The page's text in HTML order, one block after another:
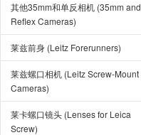
其他35mm和单反相机 (35mm and
Reflex Cameras)
莱兹前身 (Leitz Forerunners)
莱兹螺口相机 (Leitz Screw-Mount
Cameras)
莱卡螺口镜头 (Lenses for Leica
Screw)